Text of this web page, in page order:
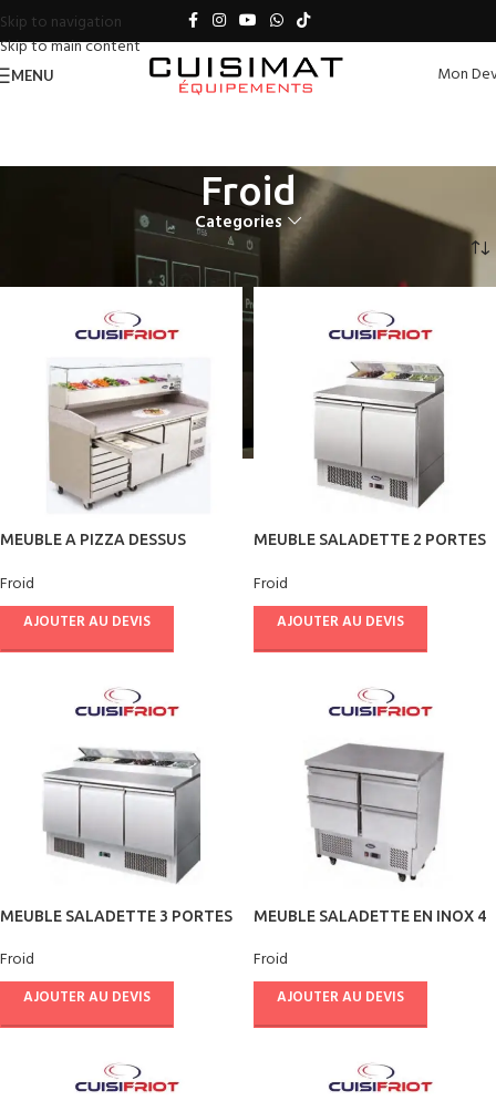
Skip to navigation
Skip to main content
MENU Mon
Froid
Categories
MEUBLE A PIZZA DESSUS
CUISIFRIOT
Froid
AJOUTER AU DEVIS
MEUBLE SALADETTE 2 PORTES
Froid
AJOUTER AU DEVIS
MEUBLE SALADETTE 3 PORTES
Froid
AJOUTER AU DEVIS
MEUBLE SALADETTE EN INOX 4
Froid
AJOUTER AU DEVIS